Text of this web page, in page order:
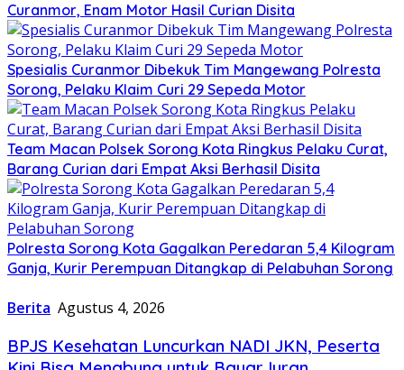
Curanmor, Enam Motor Hasil Curian Disita
Spesialis Curanmor Dibekuk Tim Mangewang Polresta
Sorong, Pelaku Klaim Curi 29 Sepeda Motor
Team Macan Polsek Sorong Kota Ringkus Pelaku Curat,
Barang Curian dari Empat Aksi Berhasil Disita
Polresta Sorong Kota Gagalkan Peredaran 5,4 Kilogram
Ganja, Kurir Perempuan Ditangkap di Pelabuhan Sorong
Berita Agustus 4, 2026
BPJS Kesehatan Luncurkan NADI JKN, Peserta